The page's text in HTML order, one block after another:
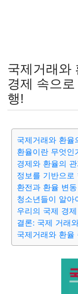
국제거래와
경제 속으
행!
국제거래와 환율
환율이란 무엇인
경제와 환율의 관
정보를 기반으로
환전과 환율 변동
청소년들이 알아
우리의 국제 경
결론: 국제 거래
국제거래와 환율